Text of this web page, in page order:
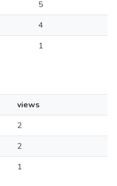
5
4
1
views
2
2
1